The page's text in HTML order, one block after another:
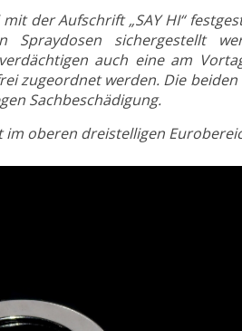
der Aufschrift „SAY HI“
Spraydosen sichergestellt
auch eine am
zugeordnet werden. Die
Sachbeschädigung.
im oberen dreistelligen